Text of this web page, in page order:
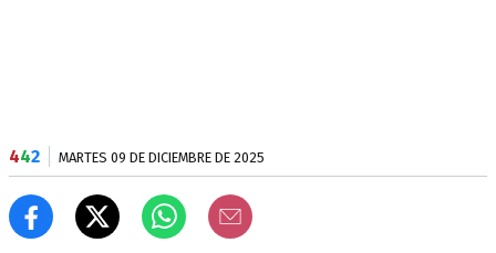
442 MARTES 09 DE DICIEMBRE DE 2025